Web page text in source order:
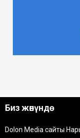
Биз жөнүндө
Dolon Media сайты